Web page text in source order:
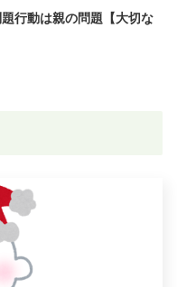
題行動は親の問題【大切な